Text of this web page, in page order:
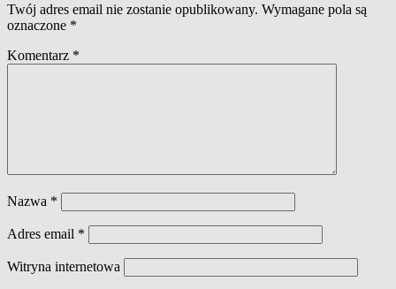
Twój adres email nie zostanie opublikowany. Wymagane pola są
oznaczone *
Komentarz *
Nazwa *
Adres email *
Witryna internetowa